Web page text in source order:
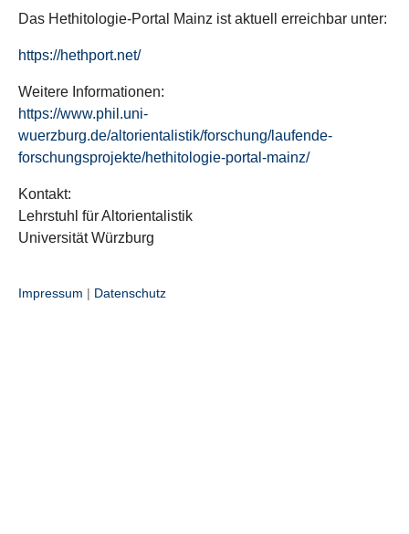
Das Hethitologie-Portal Mainz ist aktuell erreichbar unter:
https://hethport.net/
Weitere Informationen:
https://www.phil.uni-
wuerzburg.de/altorientalistik/forschung/laufende-
forschungsprojekte/hethitologie-portal-mainz/
Kontakt:
Lehrstuhl für Altorientalistik
Universität Würzburg
Impressum | Datenschutz